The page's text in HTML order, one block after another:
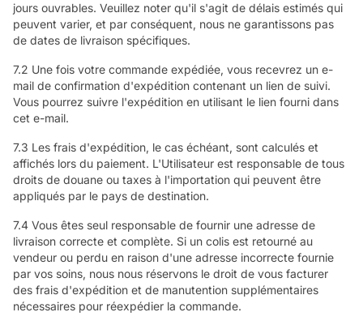
jours ouvrables. Veuillez noter qu'il s'agit de délais estimés qui
peuvent varier, et par conséquent, nous ne garantissons pas
de dates de livraison spécifiques.
7.2 Une fois votre commande expédiée, vous recevrez un e-
mail de confirmation d'expédition contenant un lien de suivi.
Vous pourrez suivre l'expédition en utilisant le lien fourni dans
cet e-mail.
7.3 Les frais d'expédition, le cas échéant, sont calculés et
affichés lors du paiement. L'Utilisateur est responsable de tous
droits de douane ou taxes à l'importation qui peuvent être
appliqués par le pays de destination.
7.4 Vous êtes seul responsable de fournir une adresse de
livraison correcte et complète. Si un colis est retourné au
vendeur ou perdu en raison d'une adresse incorrecte fournie
par vos soins, nous nous réservons le droit de vous facturer
des frais d'expédition et de manutention supplémentaires
nécessaires pour réexpédier la commande.